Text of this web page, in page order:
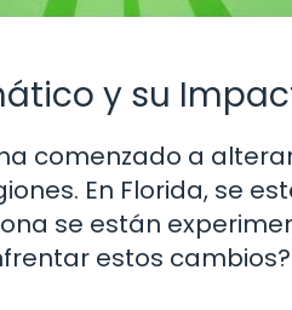
y su
comenzado a
En Florida, se
se están
estos